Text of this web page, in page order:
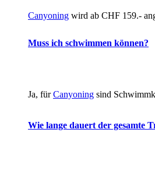
Canyoning wird ab CHF 159.-
Muss ich schwimmen können?
Ja, fürCanyoning sind
Wie lange dauert der gesamte